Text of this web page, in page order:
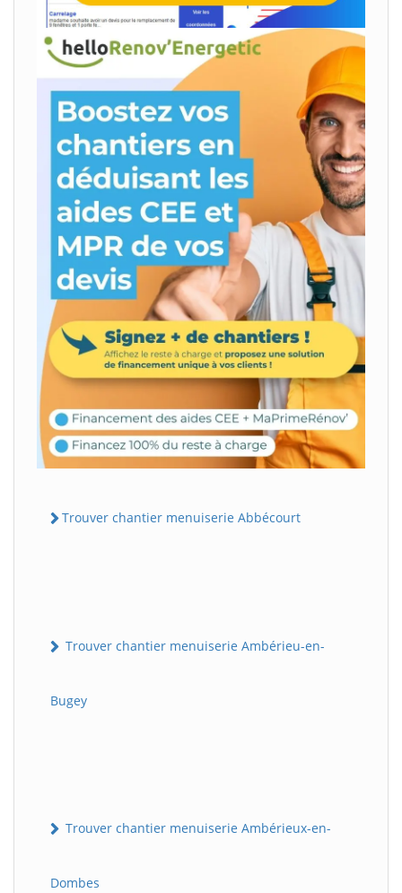
Trouver chantier menuiserie Abbécourt
Trouver chantier menuiserie Ambérieu-en-
Bugey
Trouver chantier menuiserie Ambérieux-en-
Dombes